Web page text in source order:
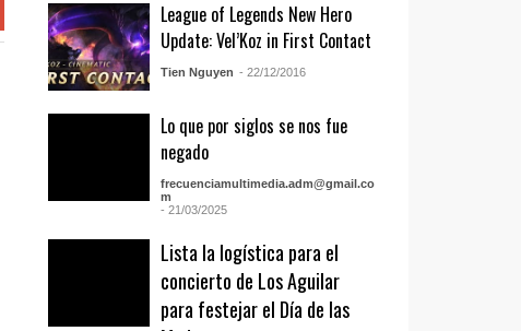
League of Legends New Hero
Update: Vel’Koz in First Contact
Tien Nguyen - 22/12/2016
Lo que por siglos se nos fue
negado
frecuenciamultimedia.adm@gmail.co
m
- 21/03/2025
Lista la logística para el
concierto de Los Aguilar
para festejar el Día de las